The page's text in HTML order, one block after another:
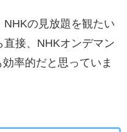
の見放題を観たい
直接、NHKオンデマン
率的だと思っていま